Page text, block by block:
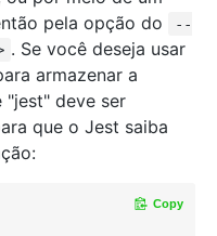
pela opção do
--
. Se você deseja usar
armazenar a
"jest" deve ser
que o Jest saiba
Copy